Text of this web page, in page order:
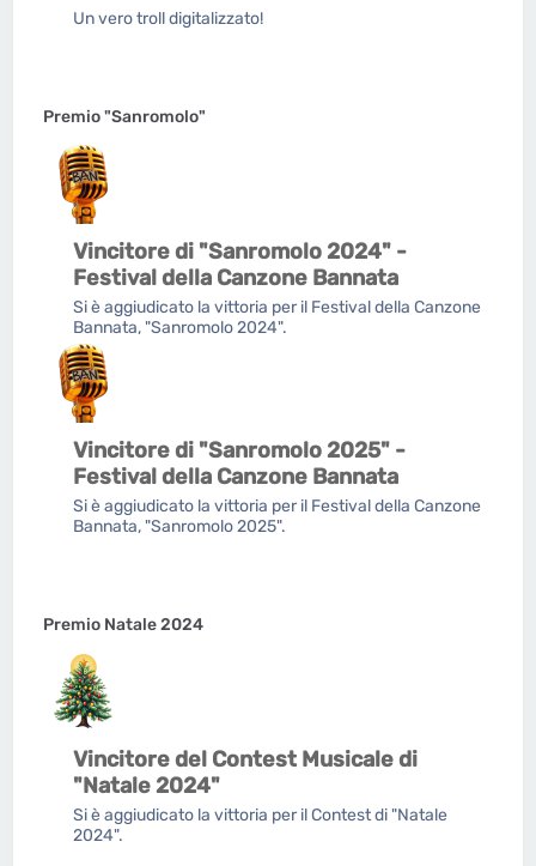
Un vero troll digitalizzato!
Premio "Sanromolo"
Vincitore di "Sanromolo 2024" -
Festival della Canzone Bannata
Si è aggiudicato la vittoria per il Festival della Canzone
Bannata, "Sanromolo 2024".
Vincitore di "Sanromolo 2025" -
Festival della Canzone Bannata
Si è aggiudicato la vittoria per il Festival della Canzone
Bannata, "Sanromolo 2025".
Premio Natale 2024
Vincitore del Contest Musicale di
"Natale 2024"
Si è aggiudicato la vittoria per il Contest di "Natale
2024".